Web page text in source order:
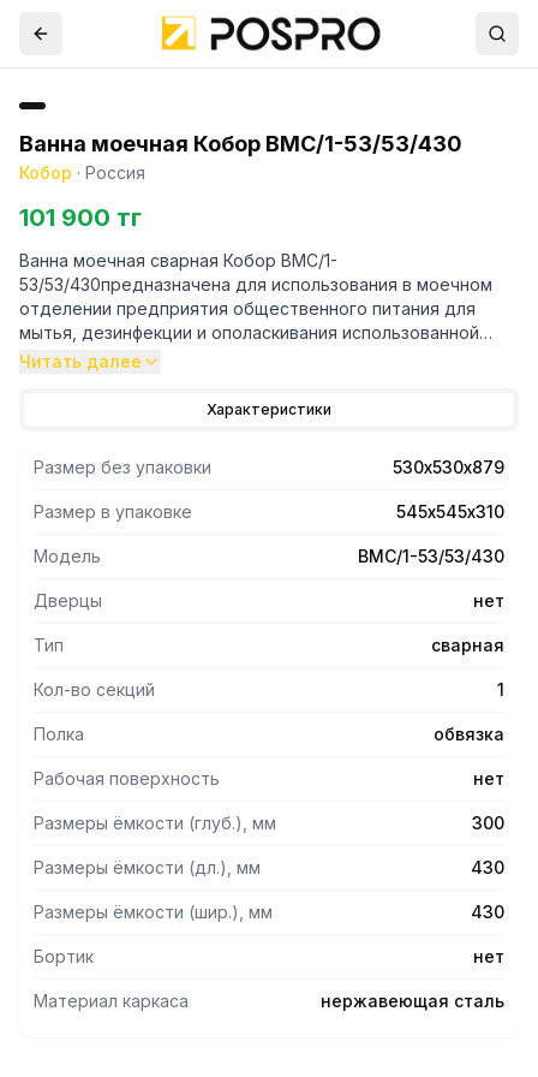
Ванна моечная Кобор ВМС/1-53/53/430
Кобор · Россия
101 900 тг
Ванна моечная сварная Кобор ВМС/1-
53/53/430предназначена для использования в моечном
отделении предприятия общественного питания для
мытья, дезинфекции и ополаскивания использованной
посуды. Ванну в основном применяют для мытья туш,
крупногабаритной посуды.
обеспечивает не только герметичность соединения, но и
прочность конструкции.
- Емкость ванны выполнена из нержавеющей стали
маркиaisi 430.
нержавеющей стали и регулируются по высоте, что
конструкции.
Читать далее
Характеристики
Размер без упаковки 530х530х879
Размер в упаковке 545х545х310
Модель ВМС/1-53/53/430
Дверцы нет
Тип сварная
Кол-во секций 1
Полка обвязка
Рабочая поверхность нет
Размеры ёмкости (глуб.), мм 300
Размеры ёмкости (дл.), мм 430
Размеры ёмкости (шир.), мм 430
Бортик нет
Материал каркаса нержавеющая сталь